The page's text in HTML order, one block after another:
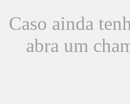
Caso ainda
abra um